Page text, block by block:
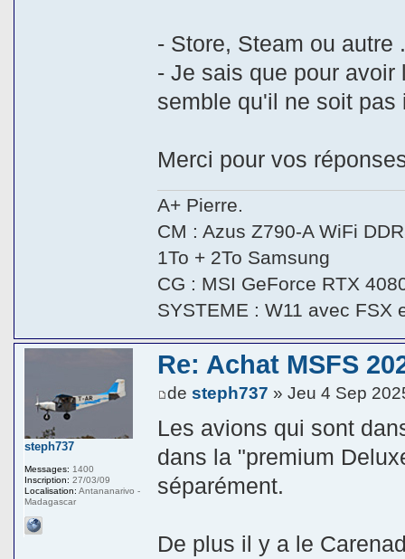
- Store, Steam ou autre
- Je sais que pour
semble qu'il ne soit
Merci pour vos
A+ Pierre.
CM : Azus Z790-A WiFi
1To + 2To Samsung
CG : MSI GeForce RTX
SYSTEME : W11 avec FSX
Re: Achat MSFS
desteph737 » Jeu 4 Sep
Les avions qui sont
dans la "premium
séparément.
De plus il y a le
steph737
Messages: 1400
Inscription: 27/03/09
Localisation: Antananarivo -
Madagascar